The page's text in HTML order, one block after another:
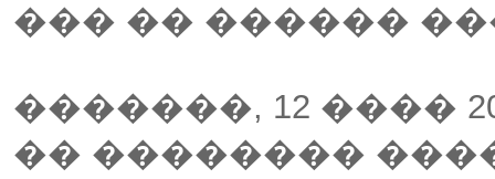
��� �� ������
�������, 12 ����
�� ��������